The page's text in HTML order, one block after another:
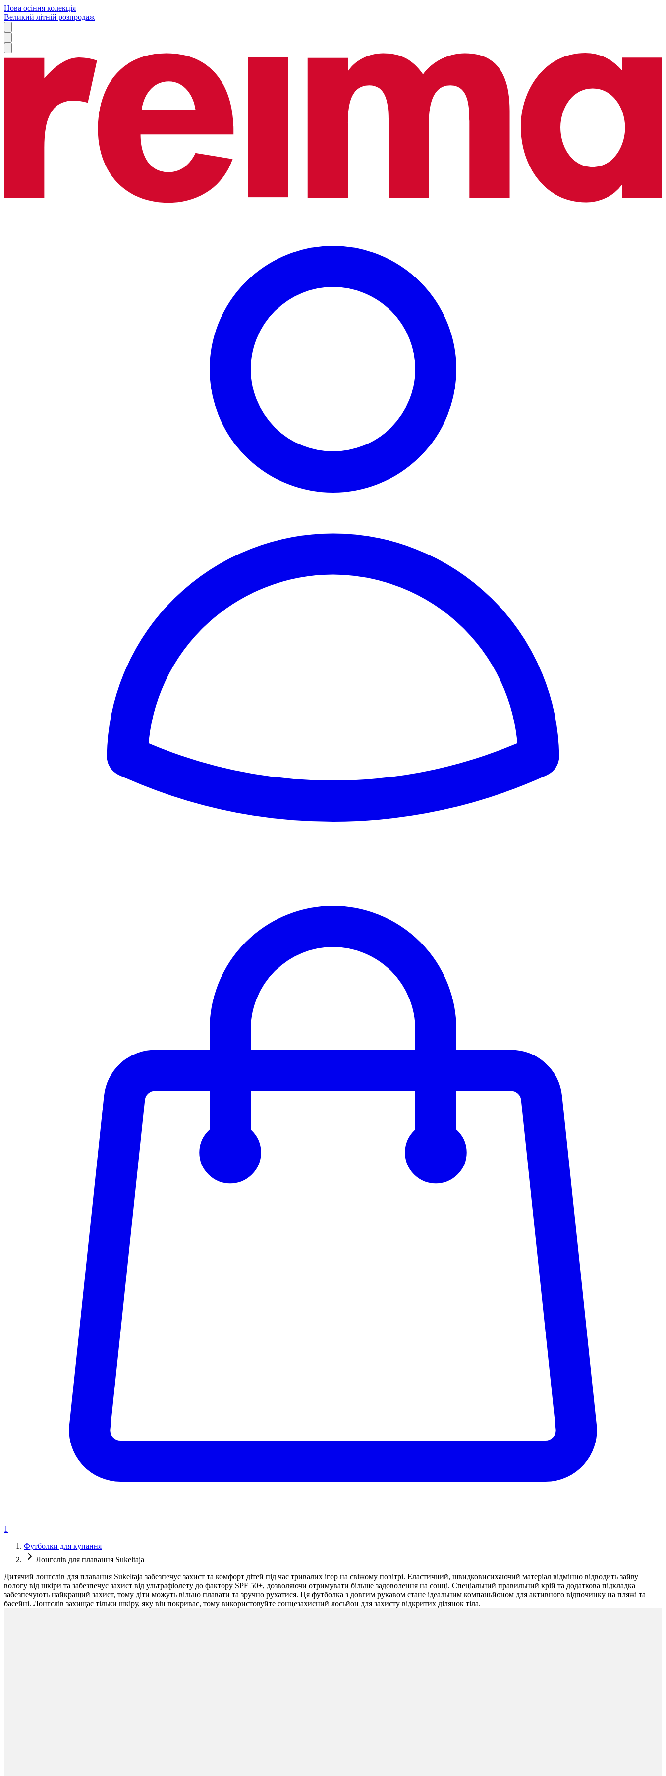
Нова осіння колекція
Великий літній розпродаж
1
Футболки для купання
Лонгслів для плавання Sukeltaja
Дитячий лонгслів для плавання Sukeltaja забезпечує захист та комфорт дітей під час тривалих ігор на свіжому повітрі. Еластичний, швидковисихаючий матеріал відмінно відводить зайву
вологу від шкіри та забезпечує захист від ультрафіолету до фактору SPF 50+, дозволяючи отримувати більше задоволення на сонці. Спеціальний правильний крій та додаткова підкладка
забезпечують найкращий захист, тому діти можуть вільно плавати та зручно рухатися. Ця футболка з довгим рукавом стане ідеальним компаньйоном для активного відпочинку на пляжі та
басейні. Лонгслів захищає тільки шкіру, яку він покриває, тому використовуйте сонцезахисний лосьйон для захисту відкритих ділянок тіла.